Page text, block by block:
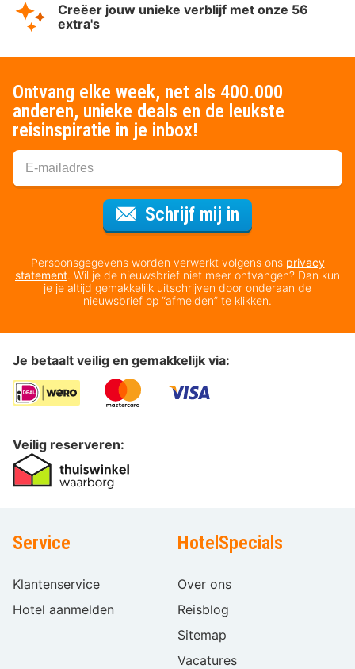
Creëer jouw unieke verblijf met onze 56
extra's
Ontvang elke week, net als 400.000
anderen, unieke deals en de leukste
reisinspiratie in je inbox!
Schrijf mij in
Persoonsgegevens worden verwerkt volgens ons privacy
statement. Wil je de nieuwsbrief niet meer ontvangen? Dan kun
je je altijd gemakkelijk uitschrijven door onderaan de
nieuwsbrief op “afmelden” te klikken.
Je betaalt veilig en gemakkelijk via:
Veilig reserveren:
Service
Klantenservice
Hotel aanmelden
HotelSpecials
Over ons
Reisblog
Sitemap
Vacatures